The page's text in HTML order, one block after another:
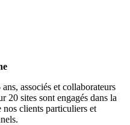
associés et collaborateurs
20 sites sont engagés dans la
nos clients particuliers et